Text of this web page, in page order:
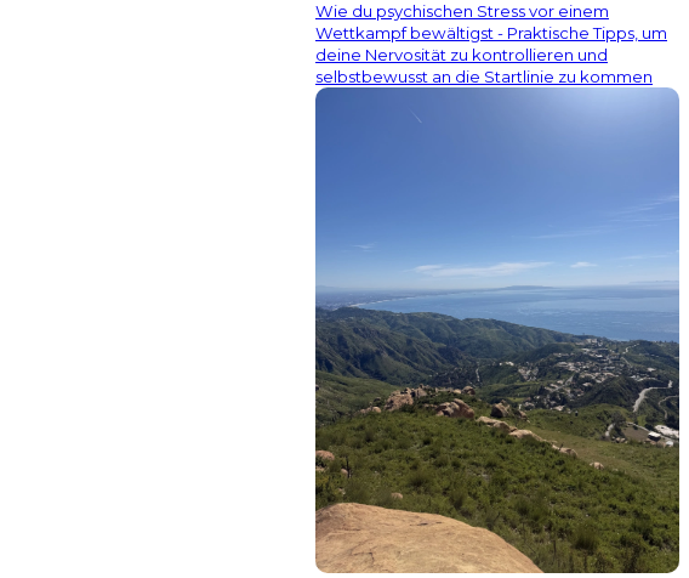
Wie du psychischen Stress vor einem
Wettkampf bewältigst - Praktische Tipps, um
deine Nervosität zu kontrollieren und
selbstbewusst an die Startlinie zu kommen